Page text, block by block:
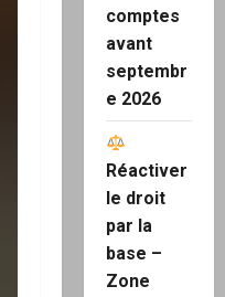
comptes
avant
septembr
e 2026
Réactiver
le droit
par la
base –
Zone